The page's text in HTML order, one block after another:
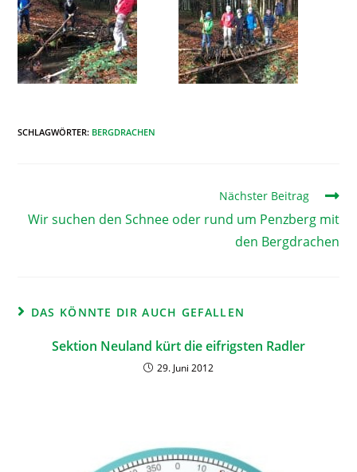
SCHLAGWÖRTER: BERGDRACHEN
Nächster Beitrag
Wir suchen den Schnee oder rund um Penzberg mit
den Bergdrachen
DAS KÖNNTE DIR AUCH GEFALLEN
Sektion Neuland kürt die eifrigsten Radler
29. Juni 2012